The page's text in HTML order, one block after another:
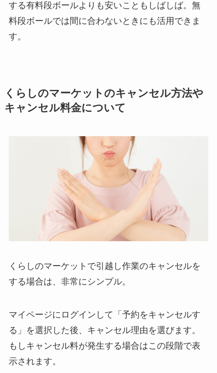
する有料段ボールよりも安いこともしばしば。無
料段ボールでは間に合わないときにも活用できま
す。
くらしのマーケットのキャンセル方法や
キャンセル料金について
くらしのマーケットで引越し作業のキャンセルを
する場合は、非常にシンプル。
マイページにログインして「予約をキャンセルす
る」を選択した後、キャンセル理由を選びます。
もしキャンセル料が発生する場合はこの段階で表
示されます。